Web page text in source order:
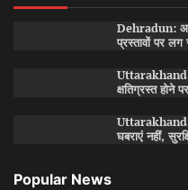
Dehradun:
प्रस्तावों पर
Uttarakhand:
क्षतिग्रस्त होने
Uttarakhand:
घबराएं नहीं,
Popular News